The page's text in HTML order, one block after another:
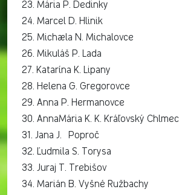
23. Mária P. Dedinky
24. Marcel D. Hlinik
25. Michaela N. Michalovce
26. Mikuláš P. Lada
27. Katarína K. Lipany
28. Helena G. Gregorovce
29. Anna P. Hermanovce
30. AnnaMária K. K. Kráľovský Chlmec
31. Jana J. Poproč
32. Ľudmila S. Torysa
33. Juraj T. Trebišov
34. Marián B. Vyšné Ružbachy